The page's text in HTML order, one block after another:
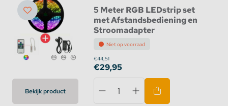
Bekijk product
5 Meter RGB LEDstrip set
met Afstandsbediening en
Stroomadapter
Niet op voorraad
€44,51
€29,95